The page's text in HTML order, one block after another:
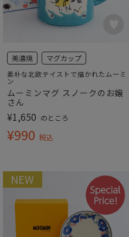
美濃焼 マグカップ
素朴な北欧テイストで描かれたムーミ
ン
ムーミンマグ スノークのお嬢
さん
¥1,650 のところ
¥990 税込
NEW